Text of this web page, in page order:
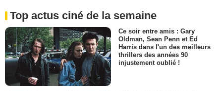
Top actus ciné de la semaine
Ce soir entre amis : Gary
Oldman, Sean Penn et Ed
Harris dans l'un des meilleurs
thrillers des années 90
injustement oublié !